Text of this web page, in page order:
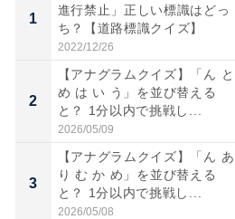
1
進行禁止」正しい標識はどっ
ち？【道路標識クイズ】
2022/12/26
2
【アナグラムクイズ】「ん と
め は い う」を並び替える
と？ 1分以内で挑戦し...
2026/05/09
3
【アナグラムクイズ】「ん あ
り む か め」を並び替える
と？ 1分以内で挑戦し...
2026/05/08